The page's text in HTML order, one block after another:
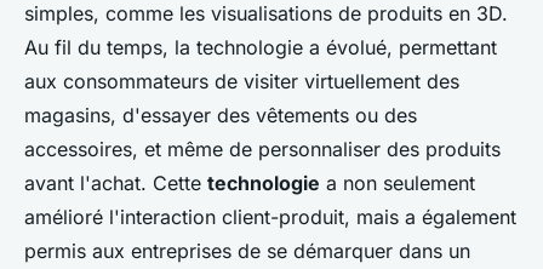
simples, comme les visualisations de produits en 3D.
Au fil du temps, la technologie a évolué, permettant
aux consommateurs de visiter virtuellement des
magasins, d'essayer des vêtements ou des
accessoires, et même de personnaliser des produits
avant l'achat. Cette technologie a non seulement
amélioré l'interaction client-produit, mais a également
permis aux entreprises de se démarquer dans un